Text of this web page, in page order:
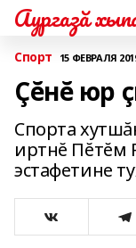
Аургазă
Спорт 15 ФЕВРАЛЯ
Çĕнĕ юр
Спорта
иртнĕ Пĕтĕм
эстафетине